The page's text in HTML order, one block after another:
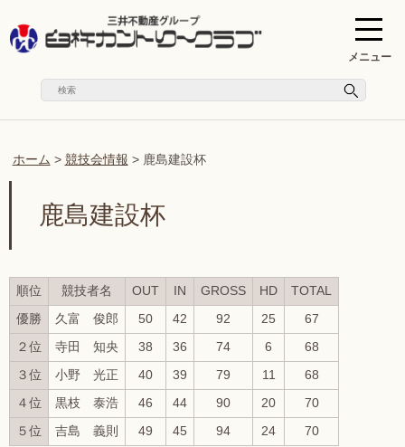
メニュー
ホーム > 競技会情報 > 鹿島建設杯
鹿島建設杯
順位 競技者名 OUT IN GROSS HD TOTAL
優勝 久富 俊郎 50 42 92 25 67
２位 寺田 知央 38 36 74 6 68
３位 小野 光正 40 39 79 11 68
４位 黒枝 泰浩 46 44 90 20 70
５位 吉島 義則 49 45 94 24 70